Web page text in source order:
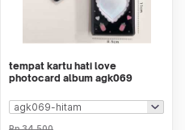
tempat kartu hati love
photocard album agk069